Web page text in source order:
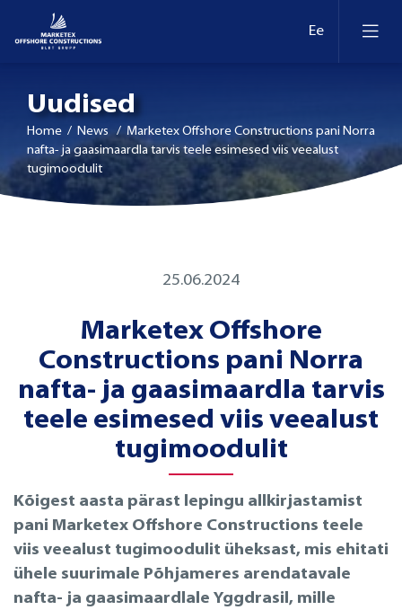
Uudised
Home / News / Marketex Offshore Constructions pani Norra
nafta- ja gaasimaardla tarvis teele esimesed viis veealust
tugimoodulit
25.06.2024
Marketex Offshore
Constructions pani Norra
nafta- ja gaasimaardla tarvis
teele esimesed viis veealust
tugimoodulit
Kõigest aasta pärast lepingu allkirjastamist
pani Marketex Offshore Constructions teele
viis veealust tugimoodulit üheksast, mis ehitati
ühele suurimale Põhjameres arendatavale
nafta- ja gaasimaardlale Yggdrasil, mille